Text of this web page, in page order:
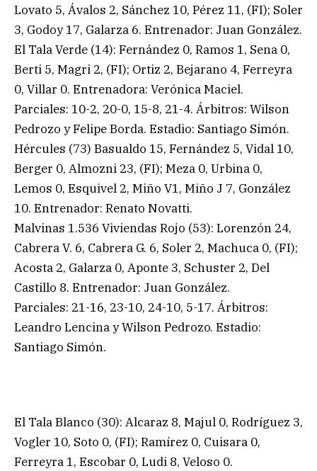
Lovato 5, Ávalos 2, Sánchez 10, Pérez 11, (FI); Soler
3, Godoy 17, Galarza 6. Entrenador: Juan González.
El Tala Verde (14): Fernández 0, Ramos 1, Sena 0,
Berti 5, Magri 2, (FI); Ortiz 2, Bejarano 4, Ferreyra
0, Villar 0. Entrenadora: Verónica Maciel.
Parciales: 10-2, 20-0, 15-8, 21-4. Árbitros: Wilson
Pedrozo y Felipe Borda. Estadio: Santiago Simón.
Hércules (73) Basualdo 15, Fernández 5, Vidal 10,
Berger 0, Almozni 23, (FI); Meza 0, Urbina 0,
Lemos 0, Esquivel 2, Miño V1, Miño J 7, González
10. Entrenador: Renato Novatti.
Malvinas 1.536 Viviendas Rojo (53): Lorenzón 24,
Cabrera V. 6, Cabrera G. 6, Soler 2, Machuca 0, (FI);
Acosta 2, Galarza 0, Aponte 3, Schuster 2, Del
Castillo 8. Entrenador: Juan González.
Parciales: 21-16, 23-10, 24-10, 5-17. Árbitros:
Leandro Lencina y Wilson Pedrozo. Estadio:
Santiago Simón.
El Tala Blanco (30): Alcaraz 8, Majul 0, Rodríguez 3,
Vogler 10, Soto 0, (FI); Ramírez 0, Cuisara 0,
Ferreyra 1, Escobar 0, Ludi 8, Veloso 0.